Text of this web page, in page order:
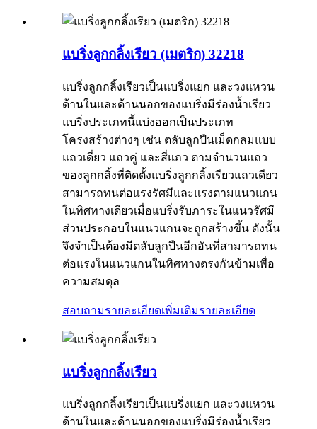
แบริ่งลูกกลิ้งเรียว (เมตริก) 32218
แบริ่งลูกกลิ้งเรียวเป็นแบริ่งแยก และวงแหวน
ด้านในและด้านนอกของแบริ่งมีร่องน้ำเรียว
แบริ่งประเภทนี้แบ่งออกเป็นประเภท
โครงสร้างต่างๆ เช่น ตลับลูกปืนเม็ดกลมแบบ
แถวเดี่ยว แถวคู่ และสี่แถว ตามจำนวนแถว
ของลูกกลิ้งที่ติดตั้งแบริ่งลูกกลิ้งเรียวแถวเดียว
สามารถทนต่อแรงรัศมีและแรงตามแนวแกน
ในทิศทางเดียวเมื่อแบริ่งรับภาระในแนวรัศมี
ส่วนประกอบในแนวแกนจะถูกสร้างขึ้น ดังนั้น
จึงจำเป็นต้องมีตลับลูกปืนอีกอันที่สามารถทน
ต่อแรงในแนวแกนในทิศทางตรงกันข้ามเพื่อ
ความสมดุล
สอบถามรายละเอียดเพิ่มเติมรายละเอียด
แบริ่งลูกกลิ้งเรียว
แบริ่งลูกกลิ้งเรียวเป็นแบริ่งแยก และวงแหวน
ด้านในและด้านนอกของแบริ่งมีร่องน้ำเรียว